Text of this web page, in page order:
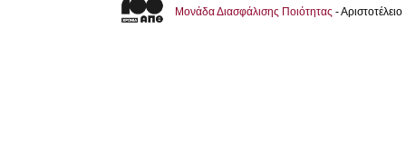
Μονάδα Διασφάλισης Ποιότητας -